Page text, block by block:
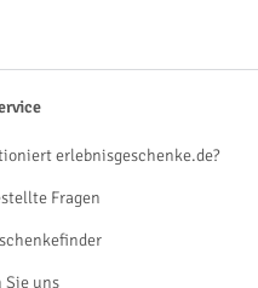
erlebnisgeschenke.de?
Fragen
Sie uns